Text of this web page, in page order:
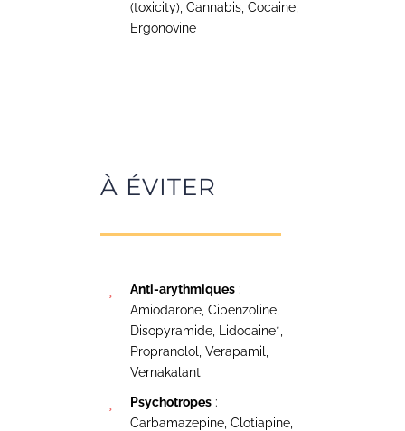
(toxicity), Cannabis, Cocaine,
Ergonovine
À ÉVITER
Anti-arythmiques :
Amiodarone, Cibenzoline,
Disopyramide, Lidocaine*,
Propranolol, Verapamil,
Vernakalant
Psychotropes :
Carbamazepine, Clotiapine,